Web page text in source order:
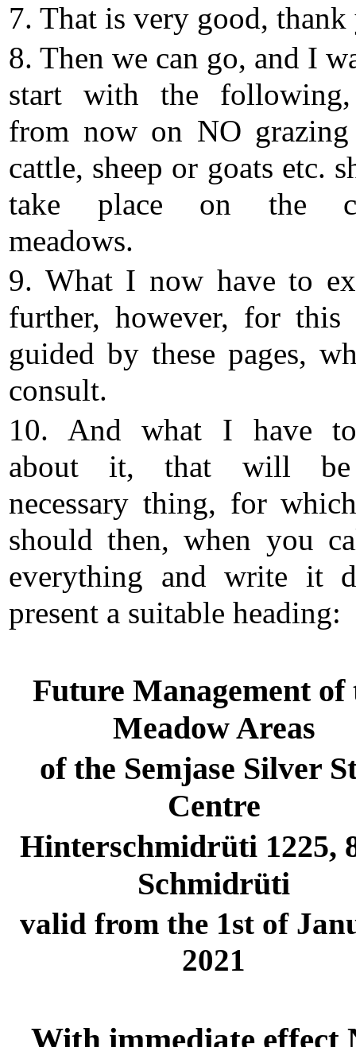
7. That is very good, thank
8. Then we can go, and I
start with the
from now on NO
cattle, sheep or goats etc.
take place on the
meadows.
9. What I now have to
further, however, for
guided by these pages,
consult.
10. And what I have
about it, that will
necessary thing, for
should then, when you
everything and write it
present a suitable heading:
Future Management of
Meadow Areas
of the Semjase Silver
Centre
Hinterschmidrüti 1225,
Schmidrüti
valid from the 1st of
2021
With immediate effect